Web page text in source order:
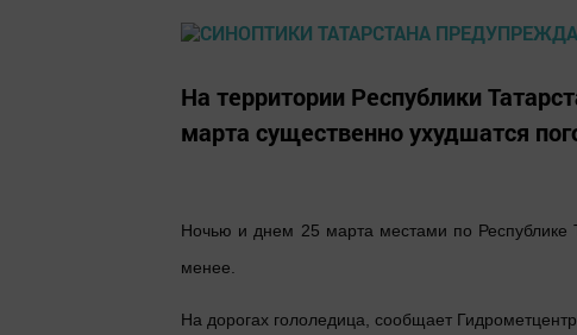
На территории Республики
марта существенно ухудшатся
Ночью и днем 25 марта местами по Республике
менее.
На дорогах гололедица, сообщает Гидрометцентр